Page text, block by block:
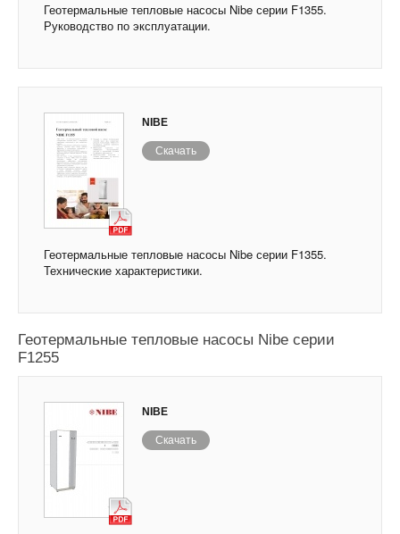
Геотермальные тепловые насосы Nibe серии F1355.
Руководство по эксплуатации.
NIBE
Скачать
Геотермальные тепловые насосы Nibe серии F1355.
Технические характеристики.
Геотермальные тепловые насосы Nibe серии
F1255
NIBE
Скачать